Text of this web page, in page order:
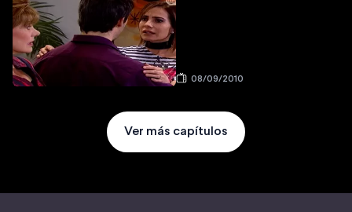
08/09/2010
Ver más capítulos